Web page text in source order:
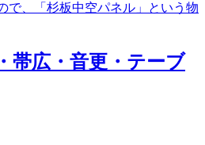
で、「杉板中空パネル」という物
帯広・音更・テーブ